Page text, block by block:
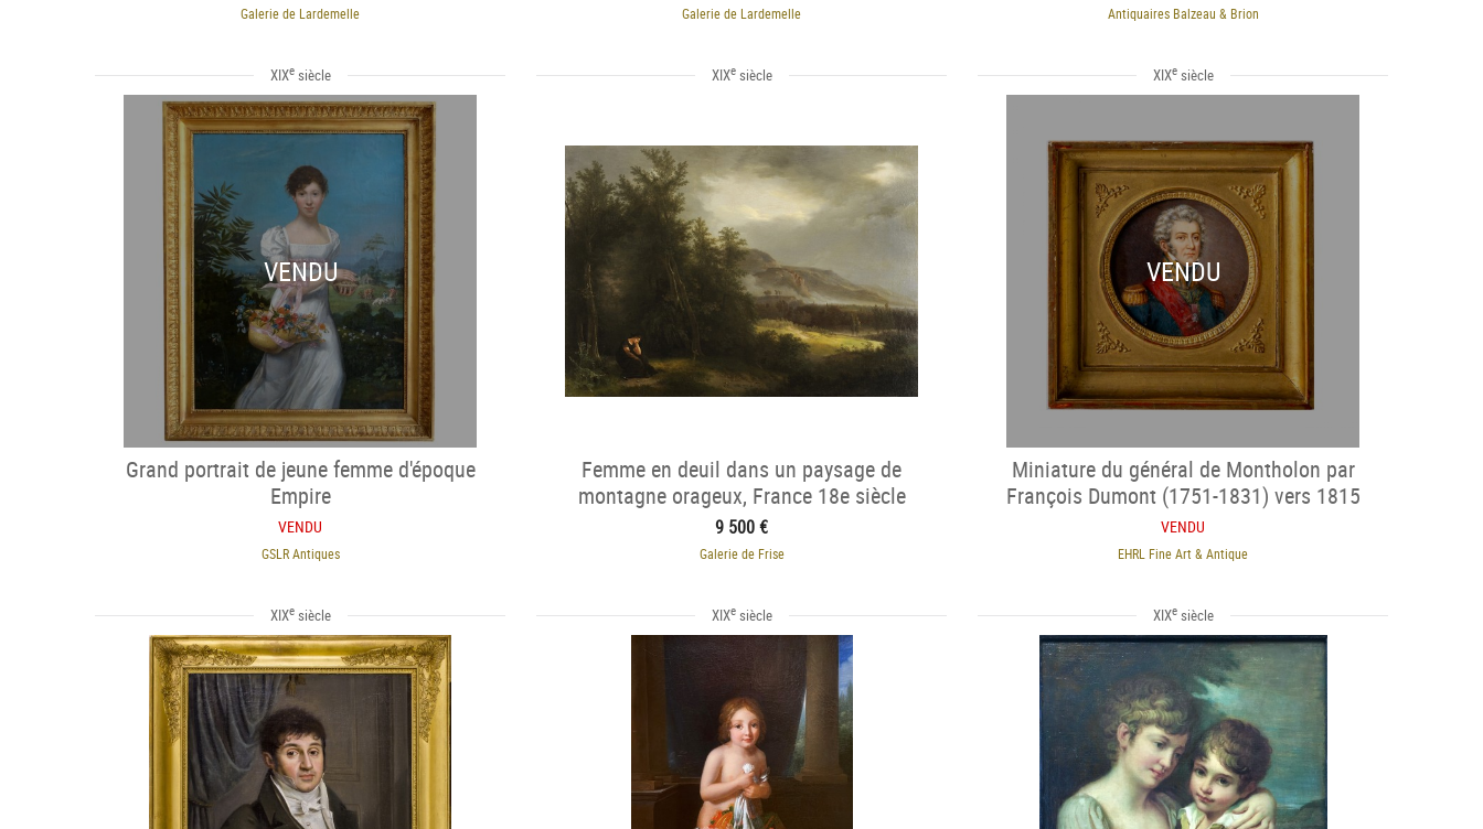
Galerie de Lardemelle Galerie de Lardemelle Antiquaires Balzeau & Brion
XIXesiècle
VENDU
Grand portrait de jeune femme d'époque
Empire
VENDU
GSLR Antiques
XIXesiècle
Femme en deuil dans un paysage de
montagne orageux, France 18e siècle
9 500 €
Galerie de Frise
XIXesiècle
VENDU
Miniature du général de Montholon par
François Dumont (1751-1831) vers 1815
VENDU
EHRL Fine Art & Antique
XIXesiècle XIXesiècle XIXesiècle